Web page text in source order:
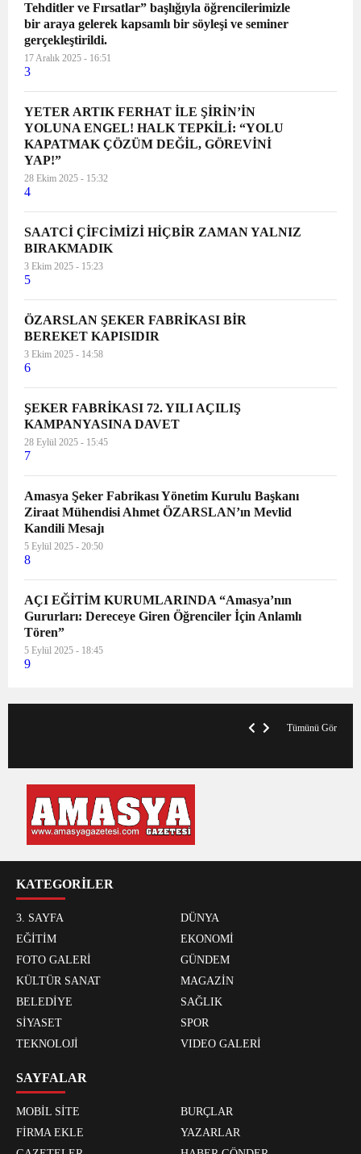
Tehditler ve Fırsatlar” başlığıyla öğrencilerimizle
bir araya gelerek kapsamlı bir söyleşi ve seminer
gerçekleştirildi.
17 Aralık 2025 - 16:51
3
YETER ARTIK FERHAT İLE ŞİRİN’İN
YOLUNA ENGEL! HALK TEPKİLİ: “YOLU
KAPATMAK ÇÖZÜM DEĞİL, GÖREVİNİ
YAP!”
28 Ekim 2025 - 15:32
4
SAATCİ ÇİFCİMİZİ HİÇBİR ZAMAN YALNIZ
BIRAKMADIK
3 Ekim 2025 - 15:23
5
ÖZARSLAN ŞEKER FABRİKASI BİR
BEREKET KAPISIDIR
3 Ekim 2025 - 14:58
6
ŞEKER FABRİKASI 72. YILI AÇILIŞ
KAMPANYASINA DAVET
28 Eylül 2025 - 15:45
7
Amasya Şeker Fabrikası Yönetim Kurulu Başkanı
Ziraat Mühendisi Ahmet ÖZARSLAN’ın Mevlid
Kandili Mesajı
5 Eylül 2025 - 20:50
8
AÇI EĞİTİM KURUMLARINDA “Amasya’nın
Gururları: Dereceye Giren Öğrenciler İçin Anlamlı
Tören”
5 Eylül 2025 - 18:45
9
Tümünü Gör
KATEGORİLER
3. SAYFA
DÜNYA
EĞİTİM
EKONOMİ
FOTO GALERİ
GÜNDEM
KÜLTÜR SANAT
MAGAZİN
BELEDİYE
SAĞLIK
SİYASET
SPOR
TEKNOLOJİ
VIDEO GALERİ
SAYFALAR
MOBİL SİTE
BURÇLAR
FİRMA EKLE
YAZARLAR